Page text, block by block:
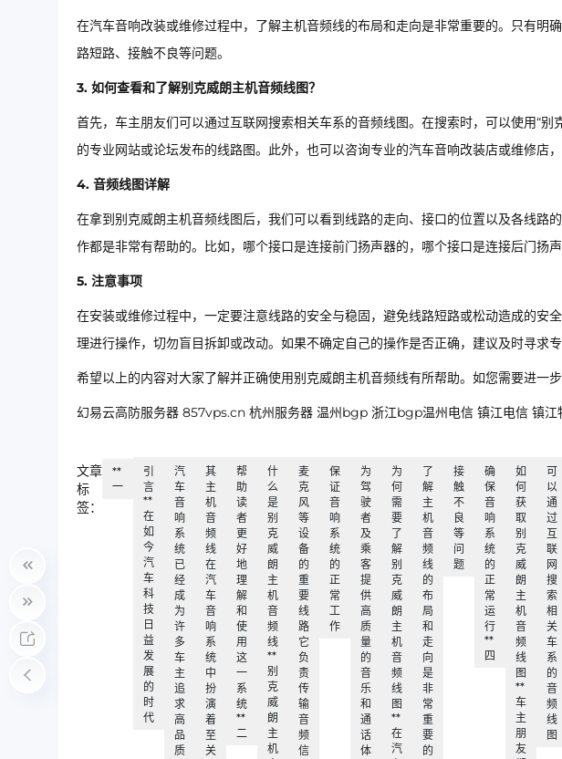
在汽车音响改装或维修过程中，了解主机音频线的布局和走向是非常重要的。只有明
路短路、接触不良等问题。
3. 如何查看和了解别克威朗主机音频线图？
首先，车主朋友们可以通过互联网搜索相关车系的音频线图。在搜索时，可以使用“
的专业网站或论坛发布的线路图。此外，也可以咨询专业的汽车音响改装店或维修店
4. 音频线图详解
在拿到别克威朗主机音频线图后，我们可以看到线路的走向、接口的位置以及各线路
作都是非常有帮助的。比如，哪个接口是连接前门扬声器的，哪个接口是连接后门扬
5. 注意事项
在安装或维修过程中，一定要注意线路的安全与稳固，避免线路短路或松动造成的安
理进行操作，切勿盲目拆卸或改动。如果不确定自己的操作是否正确，建议及时寻求专
希望以上的内容对大家了解并正确使用别克威朗主机音频线有所帮助。如您需要进一
幻易云高防服务器 857vps.cn 杭州服务器 温州bgp 浙江bgp温州电信 镇江电信 镇江
文章
标
签：
**
一
引
言
**
在
如
今
汽
车
科
技
日
益
发
展
的
时
代
汽
车
音
响
系
统
已
经
成
为
许
多
车
主
追
求
高
品
质
其
主
机
音
频
线
在
汽
车
音
响
系
统
中
扮
演
着
至
关
帮
助
读
者
更
好
地
理
解
和
使
用
这
一
系
统
**
二
什
么
是
别
克
威
朗
主
机
音
频
线
**
别
克
威
朗
主
机
麦
克
风
等
设
备
的
重
要
线
路
它
负
责
传
输
音
频
信
保
证
音
响
系
统
的
正
常
工
作
为
驾
驶
者
及
乘
客
提
供
高
质
量
的
音
乐
和
通
话
体
为
何
需
要
了
解
别
克
威
朗
主
机
音
频
线
图
**
在
汽
了
解
主
机
音
频
线
的
布
局
和
走
向
是
非
常
重
要
的
接
触
不
良
等
问
题
确
保
音
响
系
统
的
正
常
运
行
**
四
如
何
获
取
别
克
威
朗
主
机
音
频
线
图
**
车
主
朋
友
可
以
通
过
互
联
网
搜
索
相
关
车
系
的
音
频
线
图